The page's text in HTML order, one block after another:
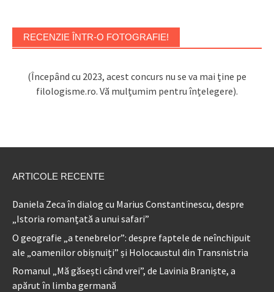
RECENZIE ÎNTR-O FOTOGRAFIE!
(Începând cu 2023, acest concurs nu se va mai ține pe
filologisme.ro. Vă mulțumim pentru înțelegere).
ARTICOLE RECENTE
Daniela Zeca în dialog cu Marius Constantinescu, despre
„Istoria romanțată a unui safari”
O geografie „a tenebrelor”: despre faptele de neînchipuit
ale „oamenilor obișnuiți” și Holocaustul din Transnistria
Romanul „Mă găsești când vrei”, de Lavinia Braniște, a
apărut în limba germană